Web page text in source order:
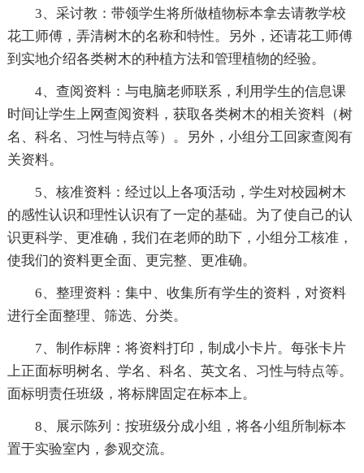
3、采讨教：带领学生将所做植物标本拿去请教学校
花工师傅，弄清树木的名称和特性。另外，还请花工师傅
到实地介绍各类树木的种植方法和管理植物的经验。
4、查阅资料：与电脑老师联系，利用学生的信息课
时间让学生上网查阅资料，获取各类树木的相关资料（树
名、科名、习性与特点等）。另外，小组分工回家查阅有
关资料。
5、核准资料：经过以上各项活动，学生对校园树木
的感性认识和理性认识有了一定的基础。为了使自己的认
识更科学、更准确，我们在老师的助下，小组分工核准，
使我们的资料更全面、更完整、更准确。
6、整理资料：集中、收集所有学生的资料，对资料
进行全面整理、筛选、分类。
7、制作标牌：将资料打印，制成小卡片。每张卡片
上正面标明树名、学名、科名、英文名、习性与特点等。
面标明责任班级，将标牌固定在标本上。
8、展示陈列：按班级分成小组，将各小组所制标本
置于实验室内，参观交流。